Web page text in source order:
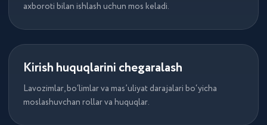
axboroti bilan ishlash uchun mos keladi.
Kirish huquqlarini chegaralash
Lavozimlar, bo‘limlar va mas’uliyat darajalari bo‘yicha
moslashuvchan rollar va huquqlar.
Youtube kanalimizda yanaxam
qiziqarli va foydali videolar mavjud